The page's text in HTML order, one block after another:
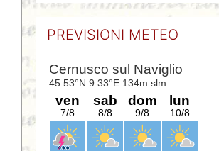
PREVISIONI METEO